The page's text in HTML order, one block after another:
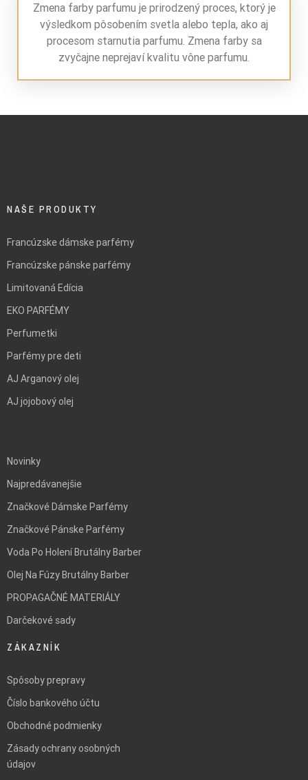
Zmena farby parfumu je prirodzený proces, ktorý je
výsledkom pôsobením svetla alebo tepla, ako aj
procesom starnutia parfumu. Zmena farby sa
zvyčajne neprejaví kvalitu vône parfumu.
NAŠE PRODUKTY
Francúzske dámske parfémy
Francúzske pánske parfémy
Limitovaná Edícia
EKO PARFÉMY
Perfumetki
Parfémy pre deti
AJ Arganový olej
AJ jojobový olej
Novinky
Najpredávanejšie
Značkové Dámske Parfémy
Značkové Pánske Parfémy
Voda Po Holení Brutálny Barber
Olej Na Fúzy Brutálny Barber
PROPAGAČNÉ MATERIÁLY
Darčekové sady
ZÁKAZNÍK
Spôsoby prepravy
Číslo bankového účtu
Obchodné podmienky
Zásady ochrany osobných
údajov